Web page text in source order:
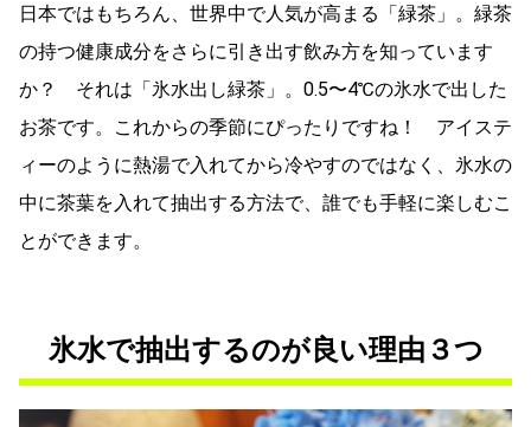
日本ではもちろん、世界中で人気が高まる「緑茶」。緑茶
の持つ健康成分をさらに引き出す飲み方を知っています
か？ それは「氷水出し緑茶」。0.5〜4℃の氷水で出した
お茶です。これからの季節にぴったりですね！ アイステ
ィーのように熱湯で入れてから冷やすのではなく、氷水の
中に茶葉を入れて抽出する方法で、誰でも手軽に楽しむこ
とができます。
氷水で抽出するのが良い理由３つ